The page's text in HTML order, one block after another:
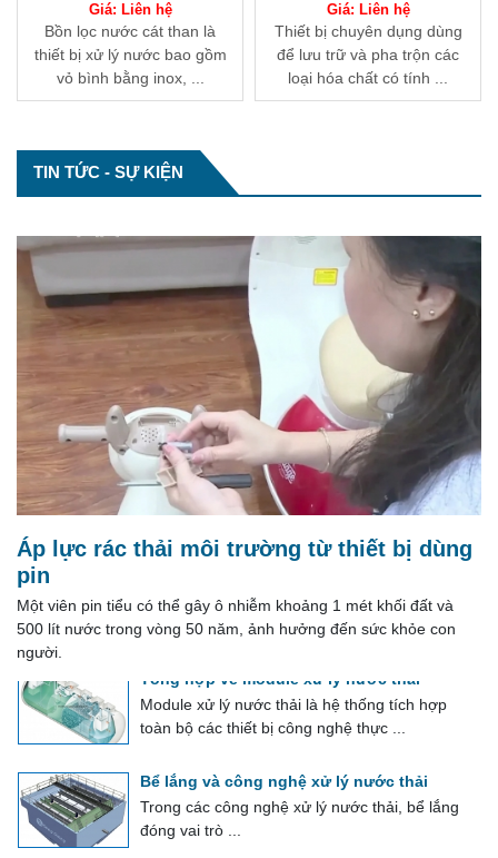
Giá: Liên hệ
Thiết bị chuyên dụng dùng
để lưu trữ và pha trộn các
loại hóa chất có tính ...
Giá: Liên hệ
Tháp oxy hóa là thiết bị đưa
oxy từ không khí vào nước
để chuyển hóa sắt ...
TIN TỨC - SỰ KIỆN
Áp lực rác thải môi trường từ thiết bị dùng
pin
Một viên pin tiểu có thể gây ô nhiễm khoảng 1 mét khối đất và
500 lít nước trong vòng 50 năm, ảnh hưởng đến sức khỏe con
người.
Tổng hợp về module xử lý nước thải
Module xử lý nước thải là hệ thống tích hợp
Bể lắng và công nghệ xử lý nước thải
Trong các công nghệ xử lý nước thải, bể lắng
đóng vai trò ...
Nước cứng và làm mềm nước cứng
Nước là tài nguyên thiết yếu cho mọi hoạt động
sống và sản ...
Xử lý nước thải ứng dụng vật liệu mang vi
sinh EBB
EBB là một khối vật liệu sinh học tổng hợp xốp,
Phí bảo vệ môi trường đối với nước thải công
nghiệp được tính theo tổng lượng ...
Tổng hợp về module xử lý nước thải
Module xử lý nước thải là hệ thống tích hợp
toàn bộ các thiết bị công nghệ thực ...
Bể lắng và công nghệ xử lý nước thải
Trong các công nghệ xử lý nước thải, bể lắng
đóng vai trò ...